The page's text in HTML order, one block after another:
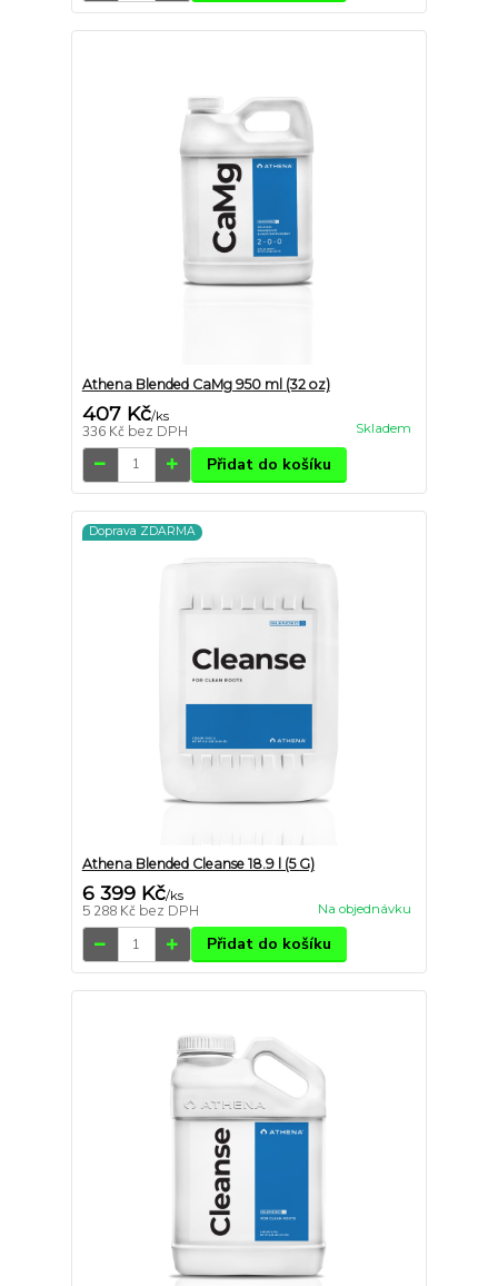
Athena Blended CaMg 950 ml (32 oz)
407 Kč/ks
336 Kč bez DPH Skladem
Přidat do košíku
Doprava ZDARMA
Athena Blended Cleanse 18.9 l (5 G)
6 399 Kč/ks
5 288 Kč bez DPH Na objednávku
Přidat do košíku